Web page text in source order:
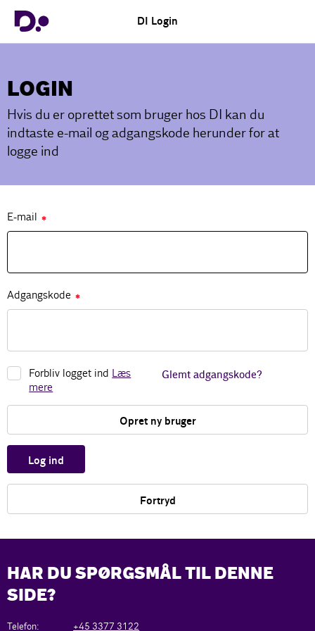
DI Login
LOGIN
Hvis du er oprettet som bruger hos DI kan du
indtaste e-mail og adgangskode herunder for at
logge ind
E-mail ✱
Adgangskode ✱
Forbliv logget ind Læs
mere
Glemt adgangskode?
Opret ny bruger
Log ind
Fortryd
HAR DU SPØRGSMÅL TIL DENNE
SIDE?
Telefon: +45 3377 3122